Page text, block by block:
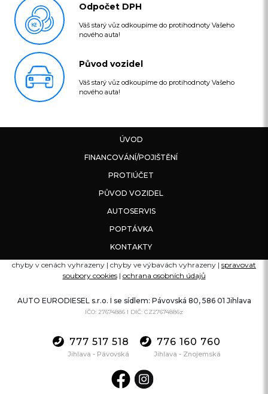
Odpočet DPH
Váš starý vůz odkoupíme do protihodnoty Vašeho
nového auta!
Původ vozidel
Váš starý vůz odkoupíme do protihodnoty Vašeho
nového auta!
ÚVOD
FINANCOVÁNÍ/POJIŠTĚNÍ
PROTIÚČET
PŮVOD VOZIDEL
AUTOSERVIS
POPTÁVKA
KONTAKTY
chyby v cenách vyhrazeny | chyby ve výbavách vyhrazeny | spravovat
soubory cookies| ochrana osobních údajů
AUTO EURODIESEL s.r.o. I se sídlem: Pávovská 80, 586 01 Jihlava
IČO: 27674886 I DIČ: CZ27674886z
777 517 518
Jihlava - Pávovská
776 160 760
Jihlava - Znojemská